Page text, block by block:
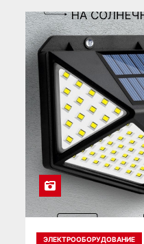
ЭЛЕКТРООБОРУДОВАНИЕ